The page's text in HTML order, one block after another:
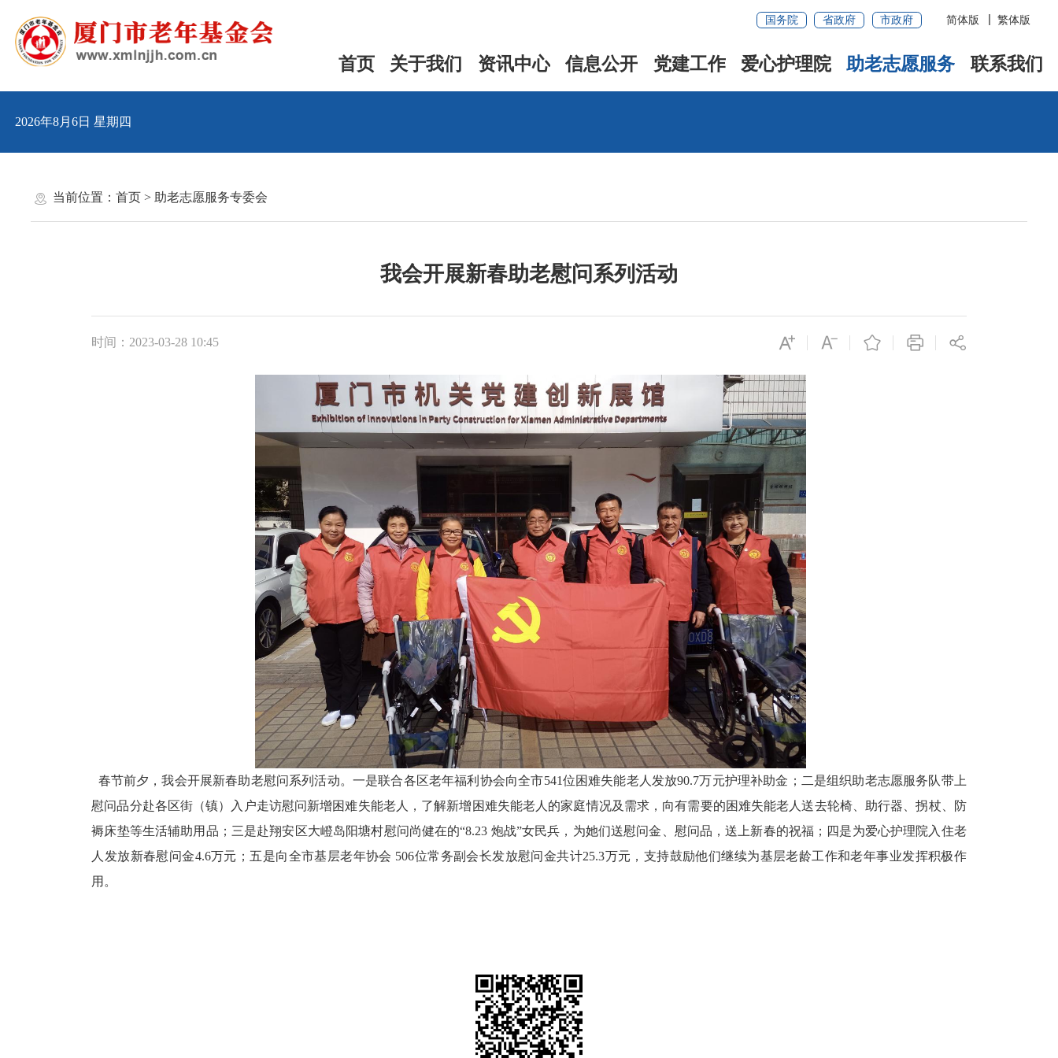
国务院 省政府 市政府 简体版 繁体版
首页 关于我们 资讯中心 信息公开 党建工作 爱心护理院 助老志愿服务 联系我们
2026年8月6日 星期四
当前位置：首页 > 助老志愿服务专委会
我会开展新春助老慰问系列活动
时间：2023-03-28 10:45
春节前夕，我会开展新春助老慰问系列活动。一是联合各区老年福利协会向全市541位困难失能老人发放90.7万元护理补助金；二是组织助老志愿服务队带上
慰问品分赴各区街（镇）入户走访慰问新增困难失能老人，了解新增困难失能老人的家庭情况及需求，向有需要的困难失能老人送去轮椅、助行器、拐杖、防
褥床垫等生活辅助用品；三是赴翔安区大嶝岛阳塘村慰问尚健在的“8.23 炮战”女民兵，为她们送慰问金、慰问品，送上新春的祝福；四是为爱心护理院入住老
人发放新春慰问金4.6万元；五是向全市基层老年协会 506位常务副会长发放慰问金共计25.3万元，支持鼓励他们继续为基层老龄工作和老年事业发挥积极作
用。